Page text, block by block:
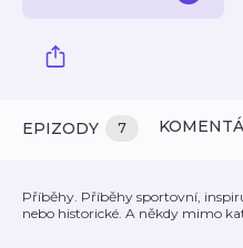
EPIZODY 7
Příběhy. Příběhy sportovní,
nebo historické. A někdy mimo